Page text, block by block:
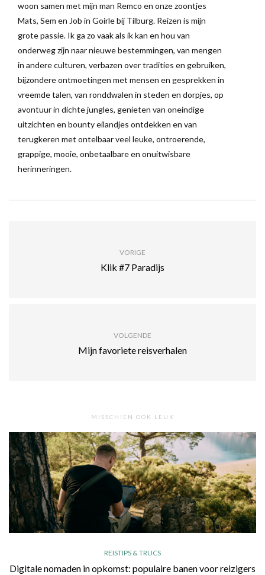
woon samen met mijn man Remco en onze zoontjes
Mats, Sem en Job in Goirle bij Tilburg. Reizen is mijn
grote passie. Ik ga zo vaak als ik kan en hou van
onderweg zijn naar nieuwe bestemmingen, van mengen
in andere culturen, verbazen over tradities en gebruiken,
bijzondere ontmoetingen met mensen en gesprekken in
vreemde talen, van ronddwalen in steden en dorpjes, op
avontuur in dichte jungles, genieten van oneindige
uitzichten en bounty eilandjes ontdekken en van
terugkeren met ontelbaar veel leuke, ontroerende,
grappige, mooie, onbetaalbare en onuitwisbare
herinneringen.
VORIGE
Klik #7 Paradijs
VOLGENDE
Mijn favoriete reisverhalen
MISSCHIEN OOK LEUK
REISTIPS & TRUCS
Digitale nomaden in opkomst: populaire banen voor reizigers